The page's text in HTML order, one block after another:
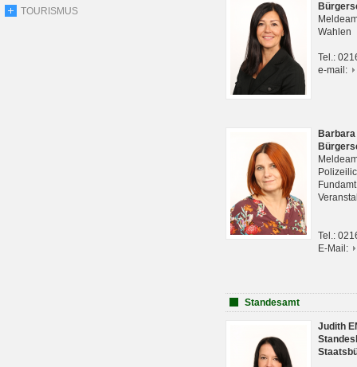
TOURISMUS
Wahlen
Tel.:
e-mail:
Tel.:
E-Mail:
Standesamt
Judith